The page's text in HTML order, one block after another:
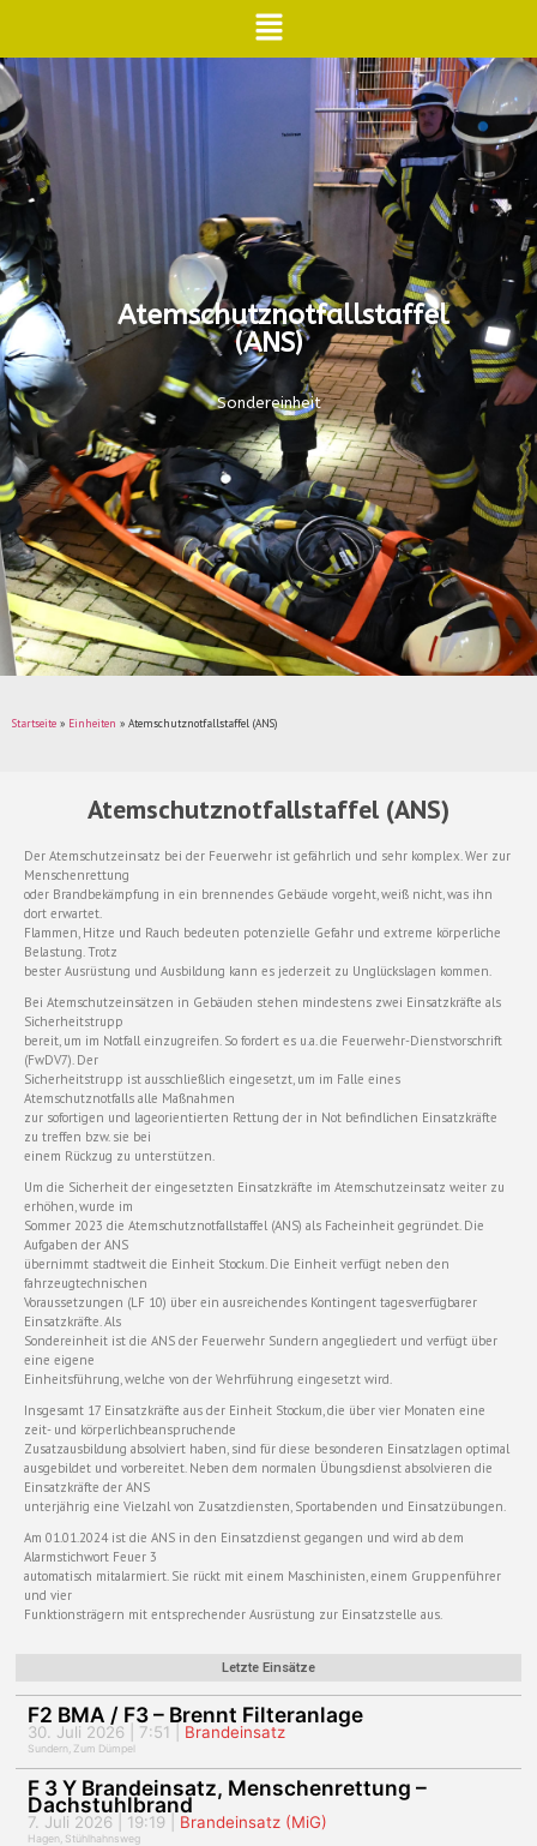
Atemschutznotfallstaffel
(ANS)
Sondereinheit
Startseite » Einheiten » Atemschutznotfallstaffel (ANS)
Atemschutznotfallstaffel (ANS)
Der Atemschutzeinsatz bei der Feuerwehr ist gefährlich und sehr komplex. Wer zur
Menschenrettung
oder Brandbekämpfung in ein brennendes Gebäude vorgeht, weiß nicht, was ihn
dort erwartet.
Flammen, Hitze und Rauch bedeuten potenzielle Gefahr und extreme körperliche
Belastung. Trotz
bester Ausrüstung und Ausbildung kann es jederzeit zu Unglückslagen kommen.
Bei Atemschutzeinsätzen in Gebäuden stehen mindestens zwei Einsatzkräfte als
Sicherheitstrupp
bereit, um im Notfall einzugreifen. So fordert es u.a. die Feuerwehr-Dienstvorschrift
(FwDV7). Der
Sicherheitstrupp ist ausschließlich eingesetzt, um im Falle eines
Atemschutznotfalls alle Maßnahmen
zur sofortigen und lageorientierten Rettung der in Not befindlichen Einsatzkräfte
zu treffen bzw. sie bei
einem Rückzug zu unterstützen.
Um die Sicherheit der eingesetzten Einsatzkräfte im Atemschutzeinsatz weiter zu
erhöhen, wurde im
Sommer 2023 die Atemschutznotfallstaffel (ANS) als Facheinheit gegründet. Die
Aufgaben der ANS
übernimmt stadtweit die Einheit Stockum. Die Einheit verfügt neben den
fahrzeugtechnischen
Voraussetzungen (LF 10) über ein ausreichendes Kontingent tagesverfügbarer
Einsatzkräfte. Als
Sondereinheit ist die ANS der Feuerwehr Sundern angegliedert und verfügt über
eine eigene
Einheitsführung, welche von der Wehrführung eingesetzt wird.
Insgesamt 17 Einsatzkräfte aus der Einheit Stockum, die über vier Monaten eine
zeit- und körperlichbeanspruchende
Zusatzausbildung absolviert haben, sind für diese besonderen Einsatzlagen optimal
ausgebildet und vorbereitet. Neben dem normalen Übungsdienst absolvieren die
Einsatzkräfte der ANS
unterjährig eine Vielzahl von Zusatzdiensten, Sportabenden und Einsatzübungen.
Am 01.01.2024 ist die ANS in den Einsatzdienst gegangen und wird ab dem
Alarmstichwort Feuer 3
automatisch mitalarmiert. Sie rückt mit einem Maschinisten, einem Gruppenführer
und vier
Funktionsträgern mit entsprechender Ausrüstung zur Einsatzstelle aus.
Letzte Einsätze
F2 BMA / F3 – Brennt Filteranlage
30. Juli 2026 | 7:51 | Brandeinsatz
Sundern, Zum Dümpel
F 3 Y Brandeinsatz, Menschenrettung –
Dachstuhlbrand
7. Juli 2026 | 19:19 | Brandeinsatz (MiG)
Hagen, Stühlhahnsweg